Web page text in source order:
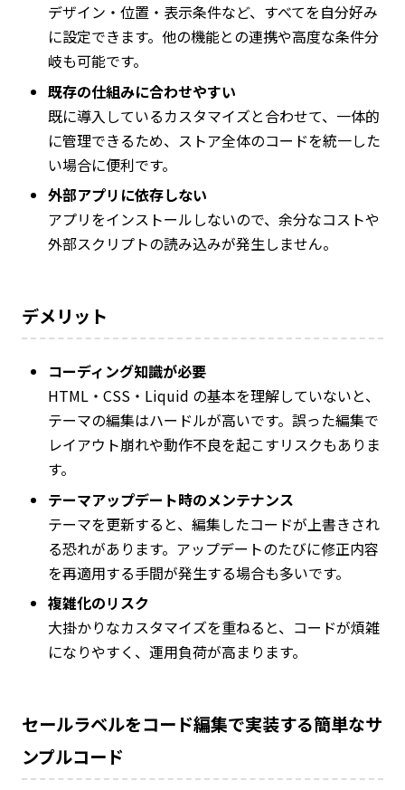
デザイン・位置・表示条件など、すべてを自分好み
に設定できます。他の機能との連携や高度な条件分
岐も可能です。
既存の仕組みに合わせやすい
既に導入しているカスタマイズと合わせて、一体的
に管理できるため、ストア全体のコードを統一した
い場合に便利です。
外部アプリに依存しない
アプリをインストールしないので、余分なコストや
外部スクリプトの読み込みが発生しません。
デメリット
コーディング知識が必要
HTML・CSS・Liquid の基本を理解していないと、
テーマの編集はハードルが高いです。誤った編集で
レイアウト崩れや動作不良を起こすリスクもありま
す。
テーマアップデート時のメンテナンス
テーマを更新すると、編集したコードが上書きされ
る恐れがあります。アップデートのたびに修正内容
を再適用する手間が発生する場合も多いです。
複雑化のリスク
大掛かりなカスタマイズを重ねると、コードが煩雑
になりやすく、運用負荷が高まります。
セールラベルをコード編集で実装する簡単なサ
ンプルコード